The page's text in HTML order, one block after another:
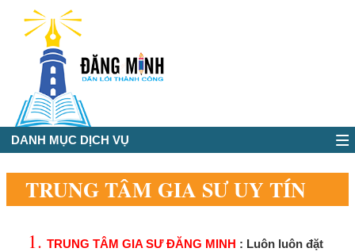
DANH MỤC DỊCH VỤ
TRUNG TÂM GIA SƯ UY TÍN
TRUNG TÂM GIA SƯ ĐĂNG MINH : Luôn luôn đặt